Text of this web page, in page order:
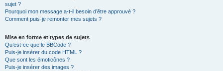
sujet ?
Pourquoi mon message a-t-il besoin d’être approuvé ?
Comment puis-je remonter mes sujets ?
Mise en forme et types de sujets
Qu’est-ce que le BBCode ?
Puis-je insérer du code HTML ?
Que sont les émoticônes ?
Puis-je insérer des images ?